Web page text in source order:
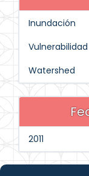
Inundación
Vulnerabilidad
Watershed
2011